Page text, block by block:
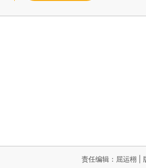
责任编辑：屈运栩 |